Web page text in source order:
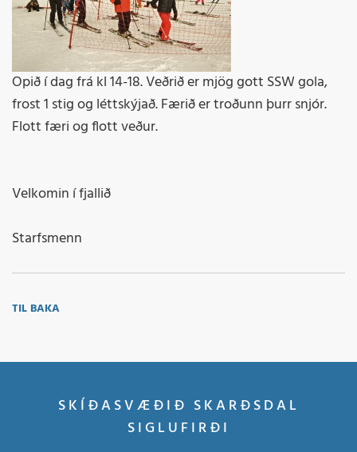
Opið í dag frá kl 14-18. Veðrið er mjög gott SSW gola,
frost 1 stig og léttskýjað. Færið er troðunn þurr snjór.
Flott færi og flott veður.
Velkomin í fjallið
Starfsmenn
TIL BAKA
SKÍÐASVÆÐIÐ SKARÐSDAL
SIGLUFIRÐI